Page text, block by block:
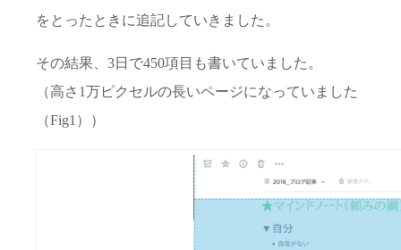
をとったときに追記していきました。
その結果、3日で450項目も書いていました。
（高さ1万ピクセルの長いページになっていました
（Fig1））